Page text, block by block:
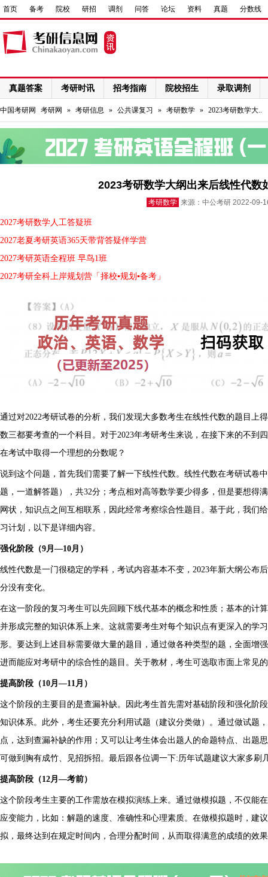
首页 备考 院校 研招 调剂 问答 论坛 资料 真题 分数线
真题答案 考研时讯 招考指南 院校招生 录取调剂
网络课程
中国考研网 考研网 » 考研信息 » 公共课复习 » 考研数学 » 2023考研数学大..
2023考研数学大纲出来后线性代数
考研数学 来源：中公考研 2022-
2027考研数学人工答疑班
2027老夏考研英语365天带背答疑伴学营
2027考研英语全程班 早鸟1班
2027考研全科上岸规划营「择校▪规划▪备考」
通过对2022考研试卷的分析，我们发现大多数考生在线性代数的题目上
数三都要考查的一个科目。对于2023年考研考生来说，在接下来的不到
在考试中取得一个理想的分数呢？
说到这个问题，首先我们需要了解一下线性代数。线性代数在考研试卷
题，一道解答题），共32分；考点相对高等数学要少得多，但是要想得
网状，知识点之间互相联系，因此经常考察综合性题目。基于此，我们
习计划，以下是详细内容。
强化阶段（9月—10月）
线性代数是一门很稳定的学科，考试内容基本不变，2023年新大纲公布
分没有变化。
在这一阶段的复习考生可以先回顾下线代基本的概念和性质；基本的计
并形成完整的知识体系上来。这就需要考生对每个知识点有更深入的学
形。要达到上述目标需要做大量的题目，通过做各种类型的题，全面增
进而能应对考研中的综合性的题目。关于教材，考生可选取市面上常见
提高阶段（10月—11月）
这个阶段的主要目的是查漏补缺。因此考生首先需对基础阶段和强化阶
知识体系。此外，考生还要充分利用试题（建议分类做）。通过做试题
点，达到查漏补缺的作用；又可以让考生体会出题人的命题特点、出题
可做到胸有成竹、见招拆招。最后跟各位调一下:历年试题建议大家多刷
提高阶段（12月—考前）
这个阶段考生主要的工作需放在模拟演练上来。通过做模拟题，不仅能
应变能力，比如：解题的速度、准确性和心理素质。在做模拟题时，建
拟，最终达到在规定时间内，合理分配时间，从而取得满意的成绩的效